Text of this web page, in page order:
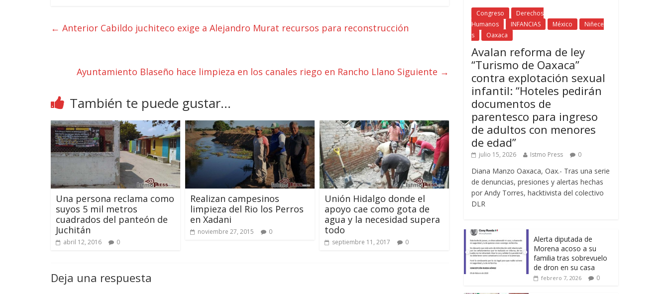
← Anterior Cabildo juchiteco exige a Alejandro Murat recursos para reconstrucción
Ayuntamiento Blaseño hace limpieza en los canales riego en Rancho Llano Siguiente →
También te puede gustar...
Una persona reclama como
suyos 5 mil metros
cuadrados del panteón de
Juchitán
abril 12, 2016 0
Realizan campesinos
limpieza del Rio los Perros
en Xadani
noviembre 27, 2015 0
Unión Hidalgo donde el
apoyo cae como gota de
agua y la necesidad supera
todo
septiembre 11, 2017 0
Deja una respuesta
Congreso
Derechos
Humanos
INFANCIAS México
Niñece
s
Oaxaca
Avalan reforma de ley
“Turismo de Oaxaca”
contra explotación sexual
infantil: “Hoteles pedirán
documentos de
parentesco para ingreso
de adultos con menores
de edad”
julio 15, 2026 Istmo Press 0
Diana Manzo Oaxaca, Oax.- Tras una serie
de denuncias, presiones y alertas hechas
por Andy Torres, hacktivista del colectivo
DLR
Alerta diputada de
Morena acoso a su
familia tras sobrevuelo
de dron en su casa
febrero 7, 2026 0